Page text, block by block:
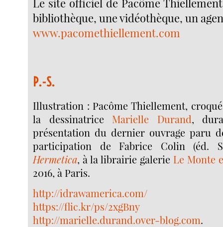
Le site officiel de Pacôme
bibliothèque, une vidéothèque, un
www.pacomethiellement.com
P.-S.
Illustration : Pacôme Thiellement,
la dessinatrice Marielle Durand,
présentation du dernier ouvrage paru
participation de Fabrice Colin (éd.
Hermetica, à la librairie galerie Le Monte
2016, à Paris.
http://idrawamerica.com/
https://flic.kr/ps/2xgBny
http://marielle.durand.over-blog.com.